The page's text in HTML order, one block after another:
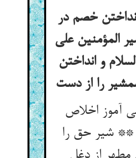
خصم در
المؤمنین علی
و انداختن
آموز اخلاص
شیر حق را